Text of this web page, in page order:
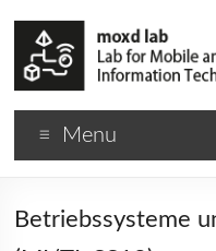
Menu
Betriebssysteme